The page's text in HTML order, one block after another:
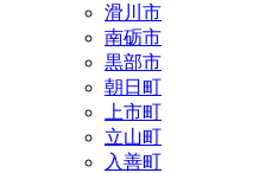
滑川市
南砺市
黒部市
朝日町
上市町
立山町
入善町